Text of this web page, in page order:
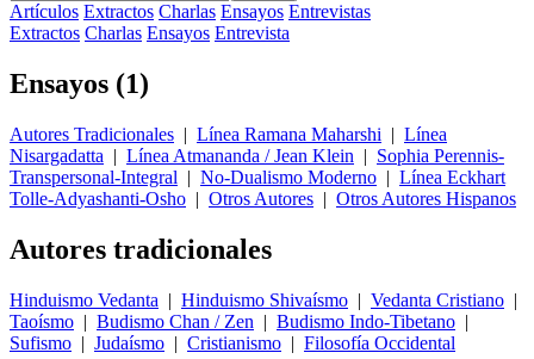
Artículos Extractos Charlas Ensayos Entrevistas
Extractos Charlas Ensayos Entrevista
Ensayos (1)
Autores Tradicionales | Línea Ramana Maharshi | Línea
Nisargadatta | Línea Atmananda / Jean Klein | Sophia Perennis-
Transpersonal-Integral | No-Dualismo Moderno | Línea Eckhart
Tolle-Adyashanti-Osho | Otros Autores | Otros Autores Hispanos
Autores tradicionales
Hinduismo Vedanta | Hinduismo Shivaísmo | Vedanta Cristiano |
Taoísmo | Budismo Chan / Zen | Budismo Indo-Tibetano |
Sufismo | Judaísmo | Cristianismo | Filosofía Occidental